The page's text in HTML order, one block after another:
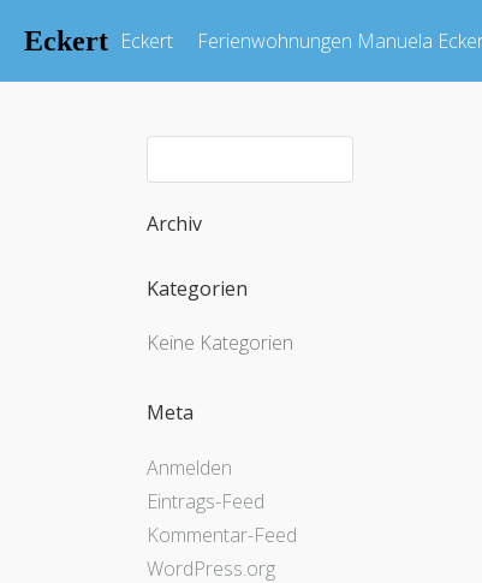
Eckert Eckert Ferienwohnungen Manuela
Archiv
Kategorien
Keine Kategorien
Meta
Anmelden
Eintrags-Feed
Kommentar-Feed
WordPress.org